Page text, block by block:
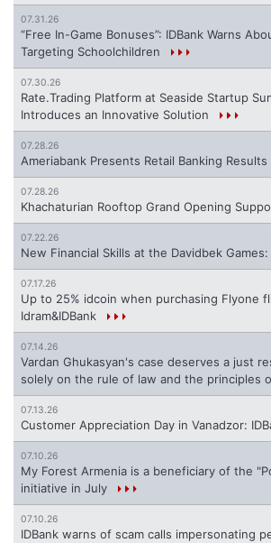
07.31.26
“Free In-Game Bonuses”: IDBank Warns
Targeting Schoolchildren
07.30.26
Rate.Trading Platform at Seaside Startup
Introduces an Innovative Solution
07.28.26
Ameriabank Presents Retail Banking
07.28.26
Khachaturian Rooftop Grand Opening
07.22.26
New Financial Skills at the Davidbek Games:
07.17.26
Up to 25% idcoin when purchasing Flyone
Idram&IDBank
07.14.26
Vardan Ghukasyan's case deserves a just
solely on the rule of law and the principles
07.13.26
Customer Appreciation Day in Vanadzor:
07.10.26
My Forest Armenia is a beneficiary of the
initiative in July
07.10.26
IDBank warns of scam calls impersonating